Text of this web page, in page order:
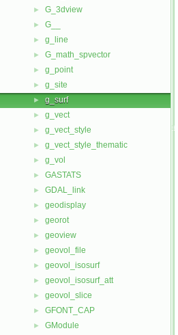
► G_3dview
► G__
► g_line
► G_math_spvector
► g_point
► g_site
► g_surf
► g_vect
► g_vect_style
► g_vect_style_thematic
► g_vol
► GASTATS
► GDAL_link
► geodisplay
► georot
► geoview
► geovol_file
► geovol_isosurf
► geovol_isosurf_att
► geovol_slice
► GFONT_CAP
► GModule